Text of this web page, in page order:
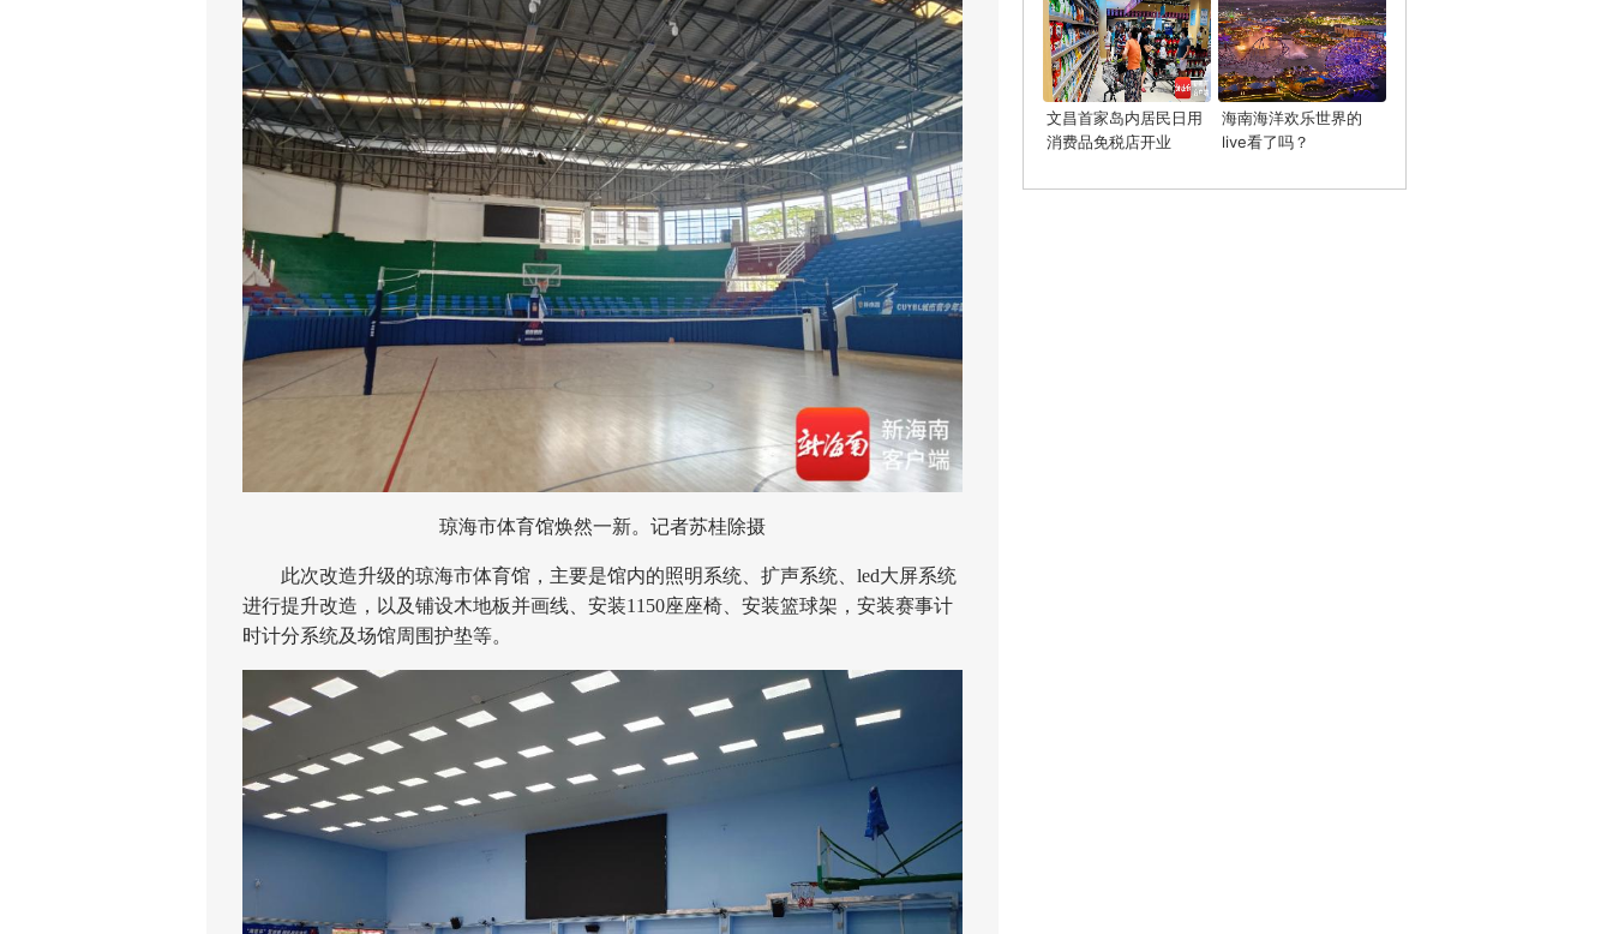
琼海市体育馆焕然一新。记者苏桂除摄
此次改造升级的琼海市体育馆，主要是馆内的照明系统、扩声系统、led大屏系统
进行提升改造，以及铺设木地板并画线、安装1150座座椅、安装篮球架，安装赛事计
时计分系统及场馆周围护垫等。
文昌首家岛内居民日用
消费品免税店开业
海南海洋欢乐世界的
live看了吗？